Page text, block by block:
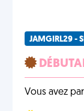
JAMGIRL29 -
Vous avez